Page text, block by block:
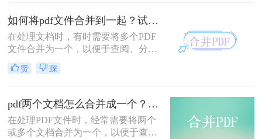
么合并pdf怎么合并呢？本文将介绍两
种常见的PDF合并方法。
如何将pdf文件合并到一起？试试这二个合并方法！
在处理文档时，有时需要将多个PDF
文件合并为一个，以便于查阅、分享
或存储。那么如何将pdf文件合并到一
起呢？本文将介绍两种合并PDF文件
赞 踩
pdf两个文档怎么合并成一个？这4种合并方法快来看看！
在处理PDF文件时，经常需要将两个
或多个文档合并为一个，以便于查